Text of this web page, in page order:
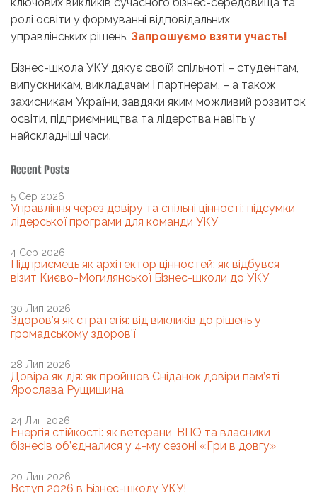
ключових викликів сучасного бізнес-середовища та
ролі освіти у формуванні відповідальних
управлінських рішень. Запрошуємо взяти участь!
Бізнес-школа УКУ дякує своїй спільноті – студентам,
випускникам, викладачам і партнерам, – а також
захисникам України, завдяки яким можливий розвиток
освіти, підприємництва та лідерства навіть у
найскладніші часи.
Recent Posts
Управління через довіру та спільні цінності: підсумки
лідерської програми для команди УКУ
5 Сер 2026
Підприємець як архітектор цінностей: як відбувся
візит Києво-Могилянської Бізнес-школи до УКУ
4 Сер 2026
Здоров’я як стратегія: від викликів до рішень у
громадському здоров’ї
30 Лип 2026
Довіра як дія: як пройшов Сніданок довіри пам’яті
Ярослава Рущишина
28 Лип 2026
Енергія стійкості: як ветерани, ВПО та власники
бізнесів об’єдналися у 4-му сезоні «Гри в довгу»
24 Лип 2026
Вступ 2026 в Бізнес-школу УКУ!
20 Лип 2026